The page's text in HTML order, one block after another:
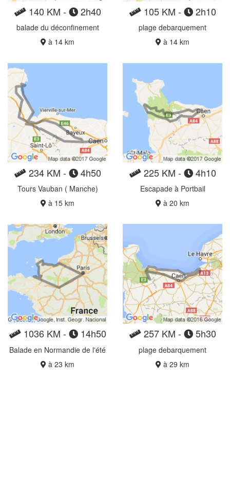
140 KM - 2h40
balade du déconfinement
à 14 km
105 KM - 2h10
plage debarquement
à 14 km
234 KM - 4h50
Tours Vauban ( Manche)
à 15 km
225 KM - 4h10
Escapade à Portbail
à 20 km
1036 KM - 14h50
Balade en Normandie de l'été
à 23 km
257 KM - 5h30
plage debarquement
à 29 km